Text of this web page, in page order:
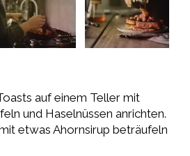
auf einem Teller mit
und Haselnüssen anrichten.
etwas Ahornsirup beträufeln